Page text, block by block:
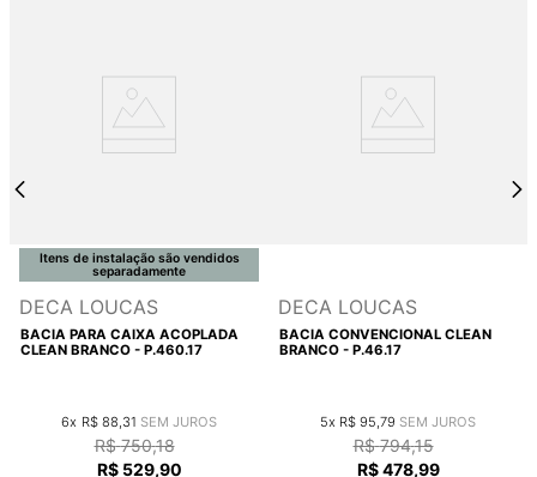
Itens de instalação são vendidos
separadamente
DECA LOUCAS
BACIA PARA CAIXA ACOPLADA
CLEAN BRANCO - P.460.17
6 R$ 88 31
R$ 750,18
R$ 529,90
DECA LOUCAS
BACIA CONVENCIONAL CLEAN
BRANCO - P.46.17
5 R$ 95 79
R$ 794,15
R$ 478,99